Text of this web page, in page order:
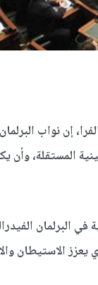
إن نواب البرلمان
المستقلة، وأن
البرلمان
الاستيطان